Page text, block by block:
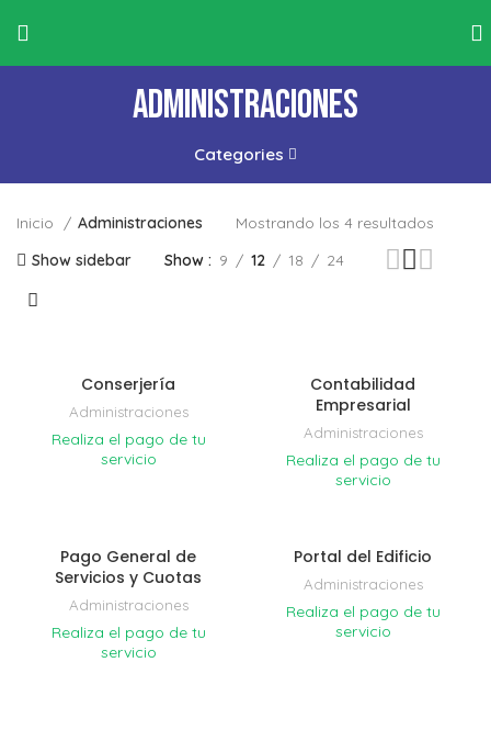
Administraciones
Categories
Inicio Administraciones
Mostrando los 4 resultados
Show sidebar
Show 9 12 18 24
Conserjería
Administraciones
Realiza el pago de tu
servicio
Contabilidad
Empresarial
Administraciones
Realiza el pago de tu
servicio
Pago General de
Servicios y Cuotas
Administraciones
Realiza el pago de tu
servicio
Portal del Edificio
Administraciones
Realiza el pago de tu
servicio